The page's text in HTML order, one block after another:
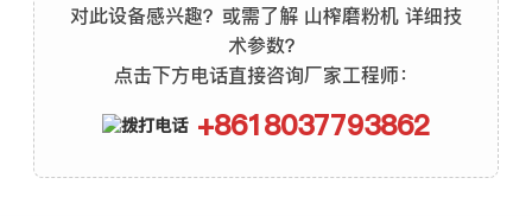
对此设备感兴趣？或需了解 山榨磨粉机 详细技
术参数？
点击下方电话直接咨询厂家工程师：
+8618037793862